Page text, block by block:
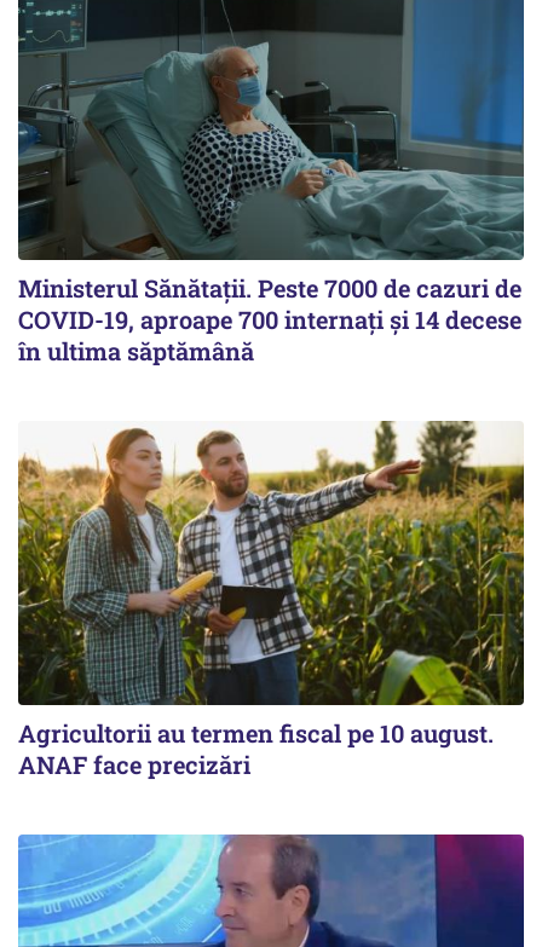
Ministerul Sănătații. Peste 7000 de cazuri de
COVID-19, aproape 700 internați și 14 decese
în ultima săptămână
Agricultorii au termen fiscal pe 10 august.
ANAF face precizări